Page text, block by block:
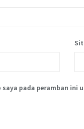
pada peramban ini